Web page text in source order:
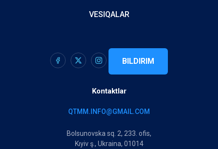
VESIQALAR
BILDIRIM
Kontaktlar
QTMM.INFO@GMAIL.COM
Bolsunovska sq. 2, 233. ofis,
Kıyiv ş., Ukraina, 01014